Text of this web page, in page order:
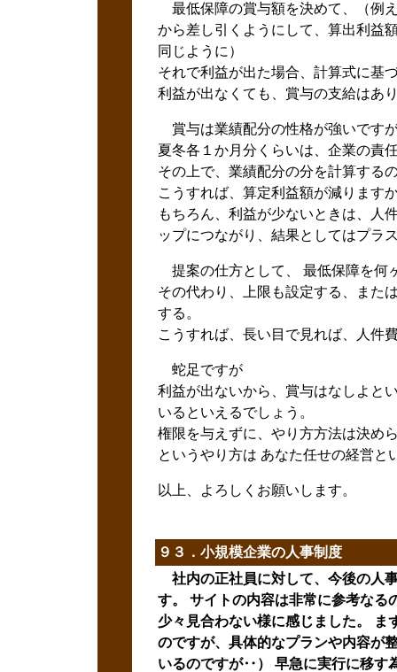
最低保障の賞与額を決めて、（例
から差し引くようにして、算出利益
同じように）
それで利益が出た場合、計算式に基
利益が出なくても、賞与の支給はあ
賞与は業績配分の性格が強いです
夏冬各１か月分くらいは、企業の責
その上で、業績配分の分を計算する
こうすれば、算定利益額が減ります
もちろん、利益が少ないときは、人
ップにつながり、結果としてはプラ
提案の仕方として、 最低保障を何
その代わり、上限も設定する、また
する。
こうすれば、長い目で見れば、人件
蛇足ですが
利益が出ないから、賞与はなしよと
いるといえるでしょう。
権限を与えずに、やり方方法は決め
というやり方は あなた任せの経営と
以上、よろしくお願いします。
９３．小規模企業の人事制度
社内の正社員に対して、今後の人
す。 サイトの内容は非常に参考なる
少々見合わない様に感じました。 ま
のですが、具体的なプランや内容が
いるのですが‥） 早急に実行に移す